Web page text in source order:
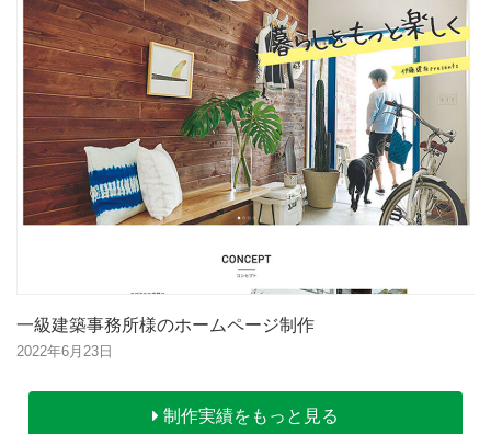
一級建築事務所様のホームページ制作
2022年6月23日
制作実績をもっと見る